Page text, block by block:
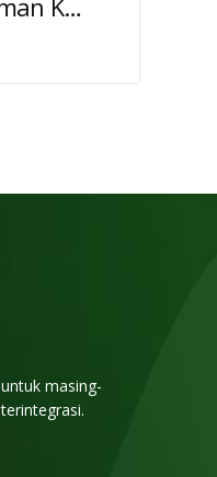
Kursi Taman Kota Antik Besi Cor
masing-